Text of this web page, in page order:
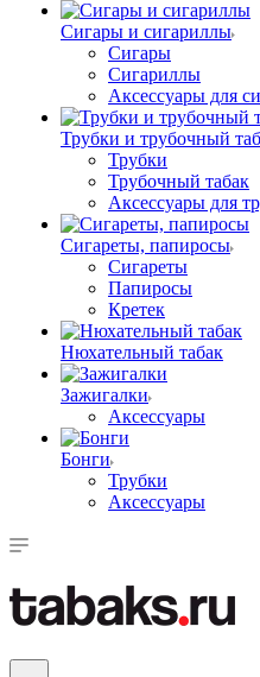
Сигары и сигариллы
Сигары
Сигариллы
Аксессуары для
Трубки и трубочный
Трубки
Трубочный табак
Аксессуары для
Сигареты, папиросы
Сигареты
Папиросы
Кретек
Нюхательный табак
Зажигалки
Аксессуары
Бонги
Трубки
Аксессуары